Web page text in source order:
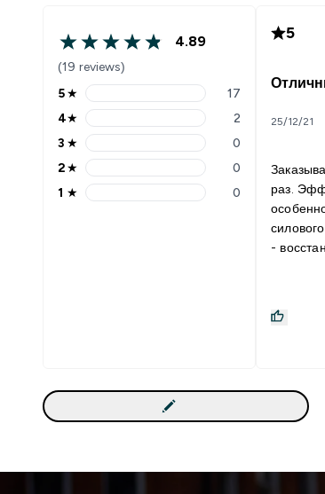
4.89
(19 reviews)
5★
17
4★
2
3 ★
0
2★
0
1 ★ 0
5
25/12/21
раз.
-
сочетается